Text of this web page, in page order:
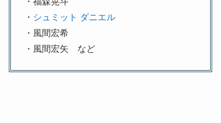
・ シュミット ダニエル
・風間宏希
・風間宏矢 など